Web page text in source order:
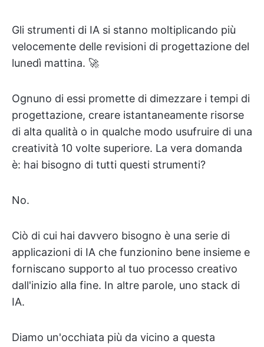
Gli strumenti di IA si stanno moltiplicando più
velocemente delle revisioni di progettazione del
lunedì mattina. 🚀
Ognuno di essi promette di dimezzare i tempi di
progettazione, creare istantaneamente risorse
di alta qualità o in qualche modo usufruire di una
creatività 10 volte superiore. La vera domanda
è: hai bisogno di tutti questi strumenti?
No.
Ciò di cui hai davvero bisogno è una serie di
applicazioni di IA che funzionino bene insieme e
forniscano supporto al tuo processo creativo
dall'inizio alla fine. In altre parole, uno stack di
IA.
Diamo un'occhiata più da vicino a questa